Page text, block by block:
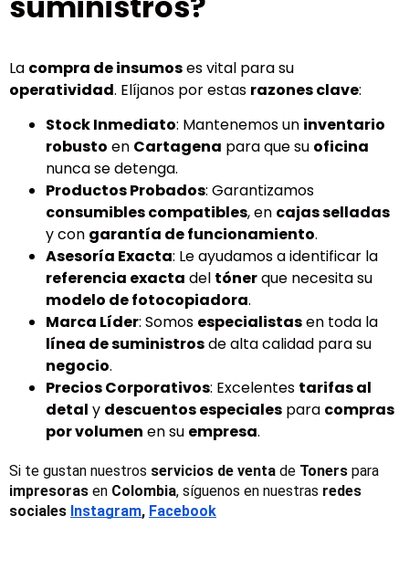
La compra de insumoses vital para su
operatividad. Elíjanos por estas razones clave:
Stock Inmediato: Mantenemos un inventario
robusto en Cartagena para que su oficina
nunca se detenga.
Productos Probados: Garantizamos
consumibles compatibles, en cajas selladas
y con garantía de funcionamiento.
Asesoría Exacta: Le ayudamos a identificar la
referencia exacta del tónerque necesita su
modelo de fotocopiadora.
Marca Líder: Somos especialistasen toda la
línea de suministrosde alta calidad para su
negocio.
Precios Corporativos: Excelentes tarifas al
detal y descuentos especiales para compras
por volumen en su empresa.
Si te gustan nuestros servicios de venta de Toners
impresoras en Colombia, síguenos en nuestras redes
sociales Instagram, Facebook